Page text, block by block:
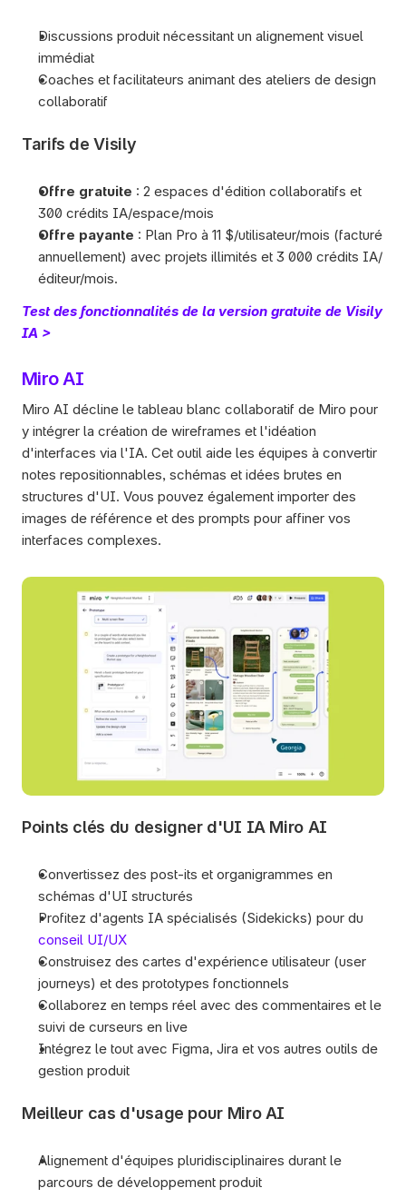
Discussions produit nécessitant un alignement visuel
immédiat
Coaches et facilitateurs animant des ateliers de design
collaboratif
Tarifs de Visily
Offre gratuite : 2 espaces d'édition collaboratifs et
300 crédits IA/espace/mois
Offre payante : Plan Pro à 11 $/utilisateur/mois (facturé
annuellement) avec projets illimités et 3 000 crédits IA/
éditeur/mois.
Test des fonctionnalités de la version gratuite de Visily
IA >
Miro AI
Miro AI décline le tableau blanc collaboratif de Miro pour
y intégrer la création de wireframes et l'idéation
d'interfaces via l'IA. Cet outil aide les équipes à convertir
notes repositionnables, schémas et idées brutes en
structures d'UI. Vous pouvez également importer des
images de référence et des prompts pour affiner vos
interfaces complexes.
Points clés du designer d'UI IA Miro AI
Convertissez des post-its et organigrammes en
schémas d'UI structurés
conseil UI/UX
Construisez des cartes d'expérience utilisateur (user
journeys) et des prototypes fonctionnels
Collaborez en temps réel avec des commentaires et le
suivi de curseurs en live
Intégrez le tout avec Figma, Jira et vos autres outils de
gestion produit
Meilleur cas d'usage pour Miro AI
Alignement d'équipes pluridisciplinaires durant le
parcours de développement produit